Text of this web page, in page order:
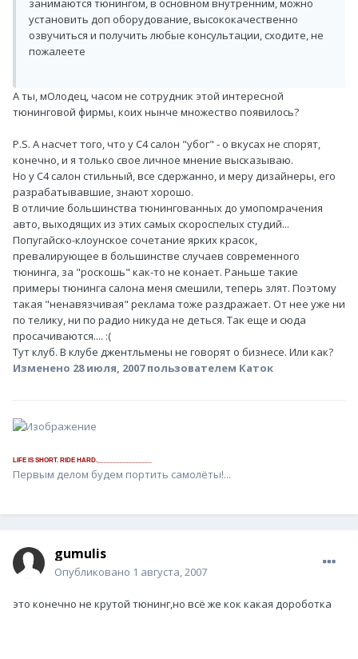
занимаются тюнингом, в основном внутренним, можно
установить доп оборудование, высококачественно
озвучиться и получить любые консультации, сходите, не
пожалеете
А ты, мОлодец, часом не сотрудник этой интересной
тюнинговой фирмы, коих нынче множество появилось?
P.S. А насчет того, что у С4 салон "убог" - о вкусах не спорят,
конечно, и я только свое личное мнение высказываю.
Но у С4 салон стильный, все сдержанно, и меру дизайнеры, его
разрабатывавшие, знают хорошо.
В отличие большинства тюнингованных до умопомрачения
авто, выходящих из этих самых скороспелых студий...
Попугайско-клоунское сочетание ярких красок,
превалирующее в большинстве случаев современного
тюнинга, за "роскошь" как-то не конает. Раньше такие
примеры тюнинга салона меня смешили, теперь злят. Поэтому
такая "ненавязчивая" реклама тоже раздражает. От нее уже ни
по телику, ни по радио никуда не деться. Так еще и сюда
просачиваются.... :(
Тут клуб. В клубе джентльмены не говорят о бизнесе. Или как?
Изменено 28 июля, 2007пользователем Каток
LIFE IS SHORT. RIDE HARD.
Первым делом будем портить самолёты!...
gumulis
Опубликовано 1 августа, 2007
это конечно не крутой тюнинг,но всё же кок какая дороботка